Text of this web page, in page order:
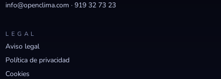
info@openclima.com ·919 32 73 23
LEGAL
Aviso legal
Política de privacidad
Cookies